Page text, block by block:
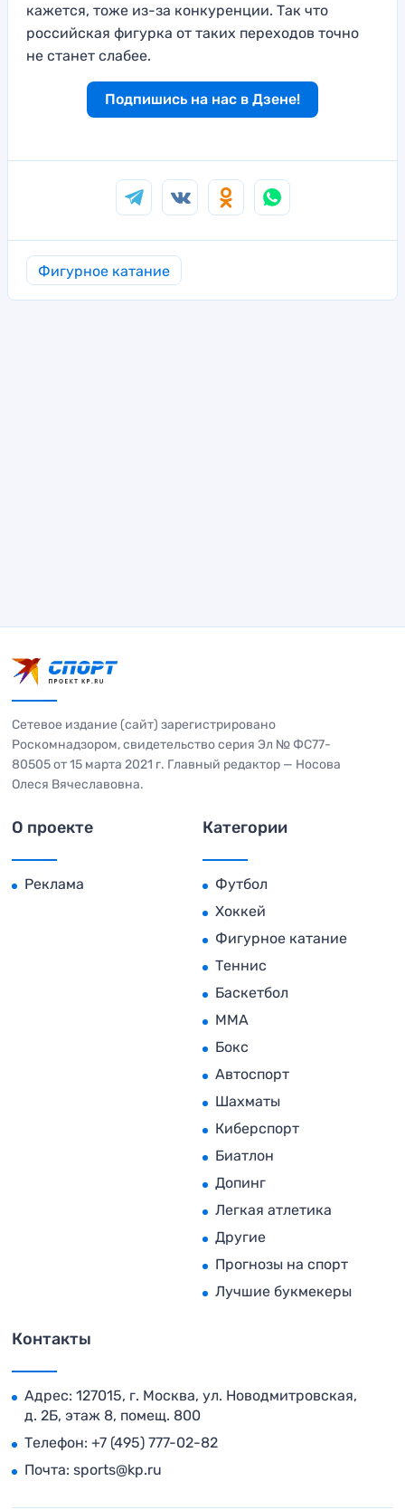
кажется, тоже из-за конкуренции. Так что
российская фигурка от таких переходов точно
не станет слабее.
Подпишись на нас в Дзене!
Фигурное катание
Сетевое издание (сайт) зарегистрировано
Роскомнадзором, свидетельство серия Эл № ФС77-
80505 от 15 марта 2021 г. Главный редактор — Носова
Олеся Вячеславовна.
О проекте
Реклама
Категории
Футбол
Хоккей
Фигурное катание
Теннис
Баскетбол
MMA
Бокс
Автоспорт
Шахматы
Киберспорт
Биатлон
Допинг
Легкая атлетика
Другие
Прогнозы на спорт
Лучшие букмекеры
Контакты
Адрес: 127015, г. Москва, ул. Новодмитровская,
д. 2Б, этаж 8, помещ. 800
Телефон: +7 (495) 777-02-82
Почта: sports@kp.ru